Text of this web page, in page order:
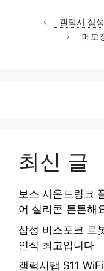
갤럭시 삼
메모
최신 글
보스 사운드링크
어 실리콘 튼튼해
삼성 비스포크 로
인식 최고입니다
갤럭시탭 S11